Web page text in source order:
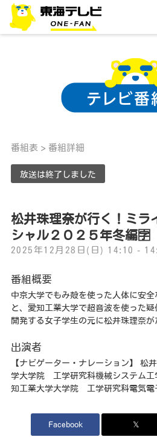
番組表 > 番組詳細
放送は終了しました
松井珠理奈が行く！ミラ
シャル２０２５年冬編🈑
2025年12月28日(日) 14:10 -
番組概要
中京大学でもみ殻を使った人体に安
と、愛知工業大学で超音波を使った
開発する女子学生の元に松井珠理奈が
出演者
【ナビゲーター・ナレーション】
学大学院 工学研究科機械システム
知工業大学大学院 工学研究科電気
Facebook 𝕏